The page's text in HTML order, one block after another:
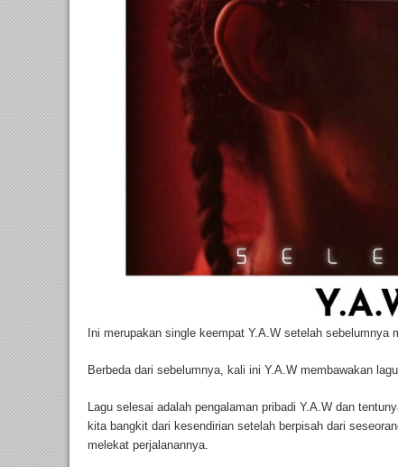
Ini merupakan single keempat Y.A.W setelah sebelumnya
Berbeda dari sebelumnya, kali ini Y.A.W membawakan
Lagu selesai adalah pengalaman pribadi Y.A.W dan
kita bangkit dari kesendirian setelah berpisah dari
melekat perjalanannya.